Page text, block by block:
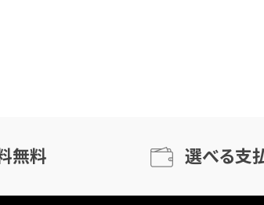
無料 選べる支